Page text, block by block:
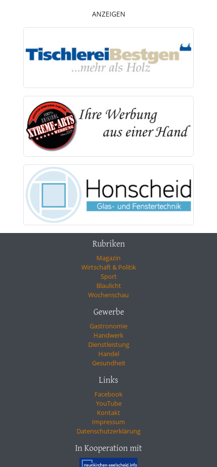
ANZEIGEN
Rubriken
Magazin
Wirtschaft & Politik
Sport
Blaulicht
Wochenschau
Gewerbe
Gastronomie
Handwerk
Dienstleistung
Handel
Gesundheit
Links
Facebook
YouTube
Kontakt
Impressum
Datenschutzerklärung
In Kooperation mit